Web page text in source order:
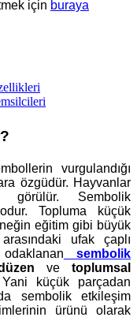
için buraya
vurgulandığı
özgüdür. Hayvanlar
Sembolik
Topluma küçük
eğitim gibi büyük
ufak çaplı
sembolik
vetoplumsal
Yani küçük parçadan
sembolik etkileşim
ürünü olarak